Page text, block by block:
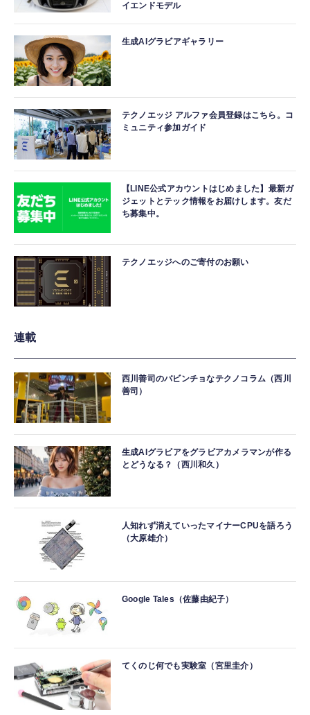
イエンドモデル
生成AIグラビアギャラリー
テクノエッジ アルファ会員登録はこちら。コ
ミュニティ参加ガイド
【LINE公式アカウントはじめました】最新ガ
ジェットとテック情報をお届けします。友だ
ち募集中。
テクノエッジへのご寄付のお願い
連載
西川善司のバビンチョなテクノコラム（西川
善司）
生成AIグラビアをグラビアカメラマンが作る
とどうなる？（西川和久）
人知れず消えていったマイナーCPUを語ろう
（大原雄介）
Google Tales（佐藤由紀子）
てくのじ何でも実験室（宮里圭介）